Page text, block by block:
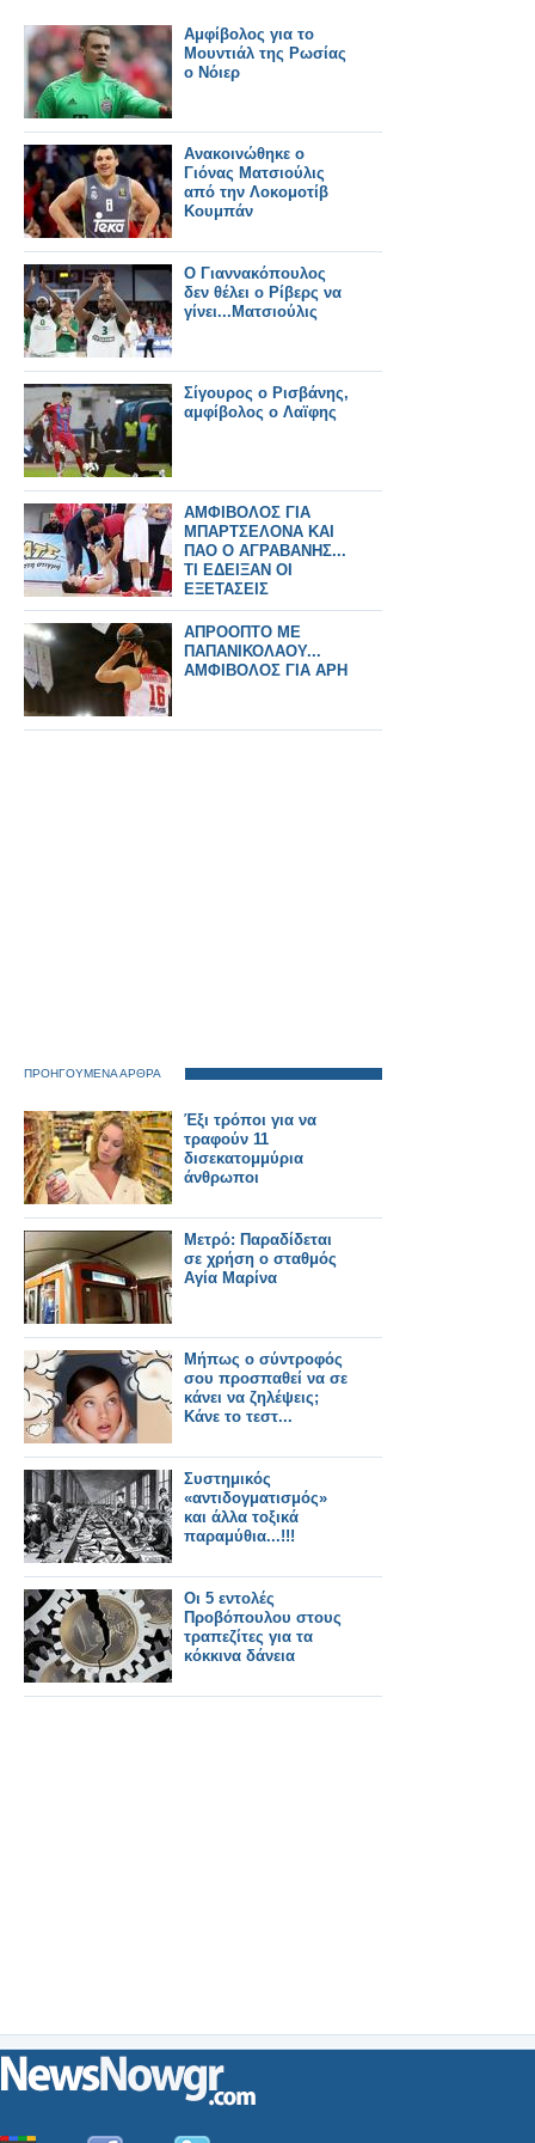
Αμφίβολος για το
Μουντιάλ της Ρωσίας
ο Νόιερ
Ανακοινώθηκε ο
Γιόνας Ματσιούλις
από την Λοκομοτίβ
Κουμπάν
Ο Γιαννακόπουλος
δεν θέλει ο Ρίβερς να
γίνει...Ματσιούλις
Σίγουρος ο Ρισβάνης,
αμφίβολος ο Λαϊφης
ΑΜΦΙΒΟΛΟΣ ΓΙΑ
ΜΠΑΡΤΣΕΛΟΝΑ ΚΑΙ
ΠΑΟ Ο ΑΓΡΑΒΑΝΗΣ...
ΤΙ ΕΔΕΙΞΑΝ ΟΙ
ΕΞΕΤΑΣΕΙΣ
ΑΠΡΟΟΠΤΟ ΜΕ
ΠΑΠΑΝΙΚΟΛΑΟΥ...
ΑΜΦΙΒΟΛΟΣ ΓΙΑ ΑΡΗ
ΠΡΟΗΓΟΥΜΕΝΑ ΑΡΘΡΑ
Έξι τρόποι για να
τραφούν 11
δισεκατομμύρια
άνθρωποι
Μετρό: Παραδίδεται
σε χρήση ο σταθμός
Αγία Μαρίνα
Μήπως ο σύντροφός
σου προσπαθεί να σε
κάνει να ζηλέψεις;
Κάνε το τεστ...
Συστημικός
«αντιδογματισμός»
και άλλα τοξικά
παραμύθια...!!!
Οι 5 εντολές
Προβόπουλου στους
τραπεζίτες για τα
κόκκινα δάνεια